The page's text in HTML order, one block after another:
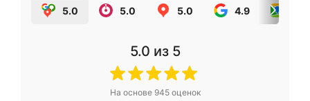
5.0 5.0 5.0 4.9
5.0 из 5
На основе 945оценок